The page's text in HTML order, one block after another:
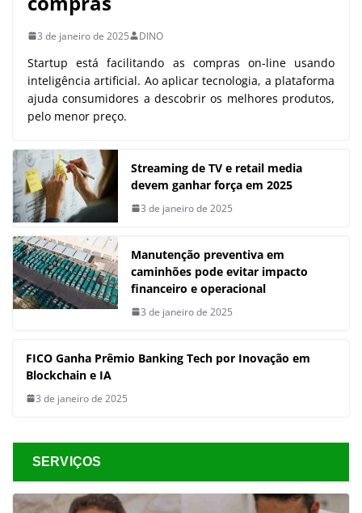
3 de janeiro de 2025 DINO
Startup está facilitando as compras on-line usando
inteligência artificial. Ao aplicar tecnologia, a plataforma
ajuda consumidores a descobrir os melhores produtos,
pelo menor preço.
Streaming de TV e retail media
devem ganhar força em 2025
3 de janeiro de 2025
Manutenção preventiva em
caminhões pode evitar impacto
financeiro e operacional
3 de janeiro de 2025
FICO Ganha Prêmio Banking Tech por Inovação em
Blockchain e IA
3 de janeiro de 2025
SERVIÇOS